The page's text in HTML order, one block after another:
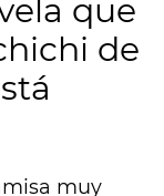
que
de
muy